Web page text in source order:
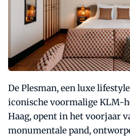
De Plesman, een luxe
iconische voormalige KLM-
Haag, opent in het voorjaar
monumentale pand,